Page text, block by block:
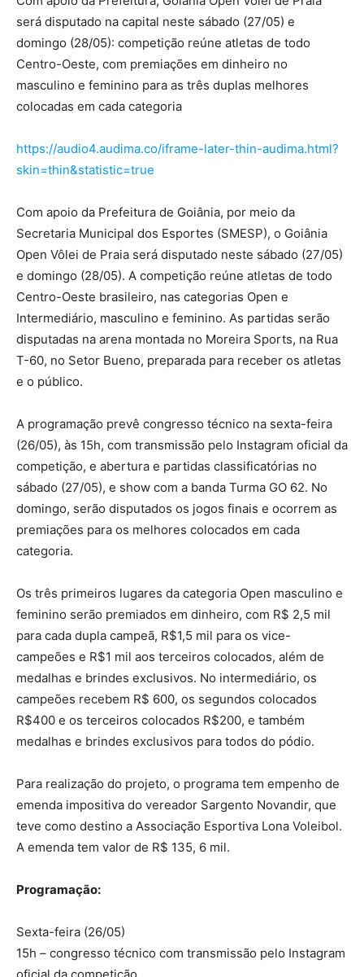
será disputado na capital neste sábado (27/05) e
domingo (28/05): competição reúne atletas de todo
Centro-Oeste, com premiações em dinheiro no
masculino e feminino para as três duplas melhores
colocadas em cada categoria
https://audio4.audima.co/iframe-later-thin-audima.html?
skin=thin&statistic=true
Com apoio da Prefeitura de Goiânia, por meio da
Secretaria Municipal dos Esportes (SMESP), o Goiânia
Open Vôlei de Praia será disputado neste sábado (27/05)
e domingo (28/05). A competição reúne atletas de todo
Centro-Oeste brasileiro, nas categorias Open e
Intermediário, masculino e feminino. As partidas serão
disputadas na arena montada no Moreira Sports, na Rua
T-60, no Setor Bueno, preparada para receber os atletas
e o público.
A programação prevê congresso técnico na sexta-feira
(26/05), às 15h, com transmissão pelo Instagram oficial da
competição, e abertura e partidas classificatórias no
sábado (27/05), e show com a banda Turma GO 62. No
domingo, serão disputados os jogos finais e ocorrem as
premiações para os melhores colocados em cada
categoria.
Os três primeiros lugares da categoria Open masculino e
feminino serão premiados em dinheiro, com R$ 2,5 mil
para cada dupla campeã, R$1,5 mil para os vice-
campeões e R$1 mil aos terceiros colocados, além de
medalhas e brindes exclusivos. No intermediário, os
campeões recebem R$ 600, os segundos colocados
R$400 e os terceiros colocados R$200, e também
medalhas e brindes exclusivos para todos do pódio.
Para realização do projeto, o programa tem empenho de
emenda impositiva do vereador Sargento Novandir, que
teve como destino a Associação Esportiva Lona Voleibol.
A emenda tem valor de R$ 135, 6 mil.
Programação:
Sexta-feira (26/05)
15h – congresso técnico com transmissão pelo Instagram